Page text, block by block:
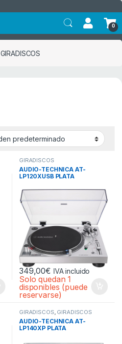
0
GIRADISCOS
GIRADISCOS
AUDIO-TECHNICA AT-
LP120XUSB PLATA
349,00€ IVA incluido
Solo quedan 1
disponibles (puede
reservarse)
GIRADISCOS, GIRADISCOS
AUDIO-TECHNICA AT-
LP140XP PLATA